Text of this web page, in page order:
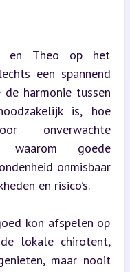
en Theo op het
een spannend
harmonie tussen
is, hoe
onverwachte
waarom goede
onmisbaar
en risico’s.
kon afspelen op
lokale chirotent,
maar nooit